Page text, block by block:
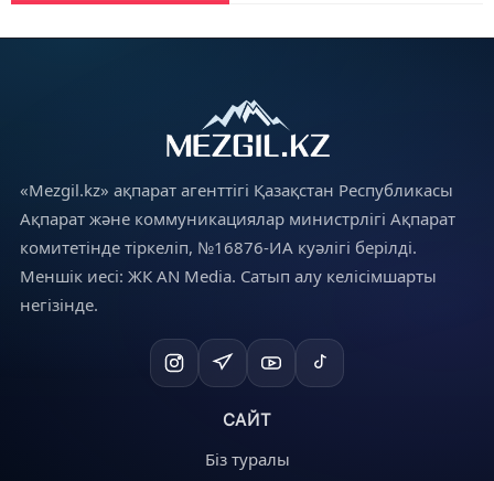
«Mezgil.kz» ақпарат агенттігі Қазақстан Республикасы
Ақпарат және коммуникациялар министрлігі Ақпарат
комитетінде тіркеліп, №16876-ИА куәлігі берілді.
Меншік иесі: ЖК AN Media. Сатып алу келісімшарты
негізінде.
САЙТ
Біз туралы